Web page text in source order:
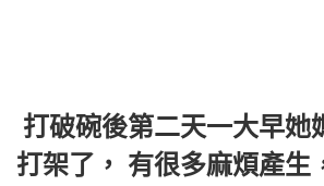
打架了， 有很多麻煩產生